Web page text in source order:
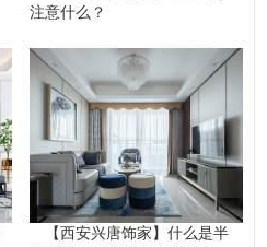
注意什么？
【西安兴唐饰家】什么是半